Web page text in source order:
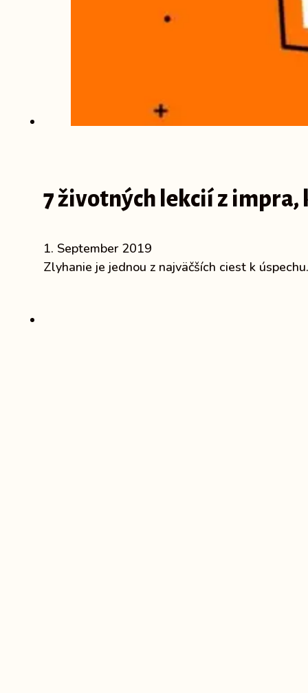
7 životných lekcií z
1. September 2019
Zlyhanie je jednou z najväčších ciest k